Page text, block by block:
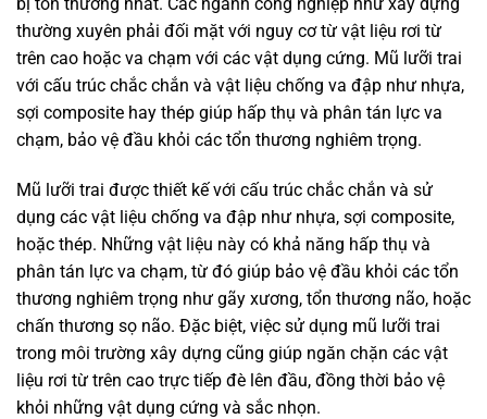
thường xuyên phải đối mặt với nguy cơ từ vật liệu rơi từ
trên cao hoặc va chạm với các vật dụng cứng. Mũ lưỡi trai
với cấu trúc chắc chắn và vật liệu chống va đập như nhựa,
sợi composite hay thép giúp hấp thụ và phân tán lực va
chạm, bảo vệ đầu khỏi các tổn thương nghiêm trọng.
Mũ lưỡi trai được thiết kế với cấu trúc chắc chắn và sử
dụng các vật liệu chống va đập như nhựa, sợi composite,
hoặc thép. Những vật liệu này có khả năng hấp thụ và
phân tán lực va chạm, từ đó giúp bảo vệ đầu khỏi các tổn
thương nghiêm trọng như gãy xương, tổn thương não, hoặc
chấn thương sọ não. Đặc biệt, việc sử dụng mũ lưỡi trai
trong môi trường xây dựng cũng giúp ngăn chặn các vật
liệu rơi từ trên cao trực tiếp đè lên đầu, đồng thời bảo vệ
khỏi những vật dụng cứng và sắc nhọn.